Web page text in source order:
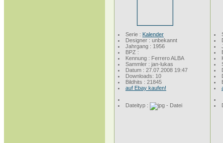
Serie : Kalender
Designer : unbekannt
Jahrgang : 1956
BPZ :
Kennung : Ferrero ALBA
Sammler : jan-lukas
Datum : 27.07.2008 19:47
Downloads: 10
Bildhits : 21845
auf Ebay kaufen!
Dateityp :